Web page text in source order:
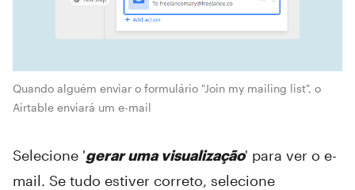
Quando alguém enviar o formulário "Join my mailing list", o
Airtable enviará um e-mail
Selecione 'gerar uma visualização' para ver o e-
mail. Se tudo estiver correto, selecione